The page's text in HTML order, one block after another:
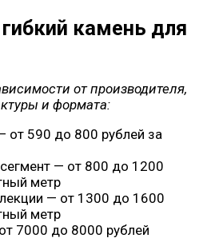
камень для
от производителя,
и формата:
от 590 до 800 рублей за
— от 800 до 1200
метр
— от 1300 до 1600
метр
7000 до 8000 рублей